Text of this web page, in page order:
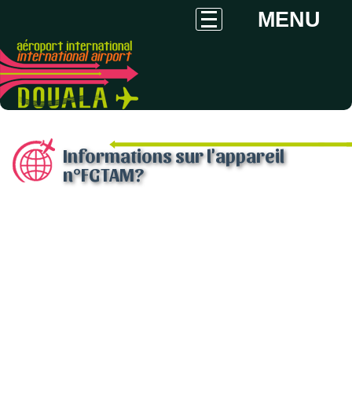
MENU
Informations sur l'appareil
n°FGTAM?